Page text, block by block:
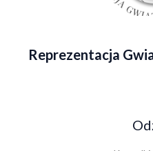
Reprezentacja